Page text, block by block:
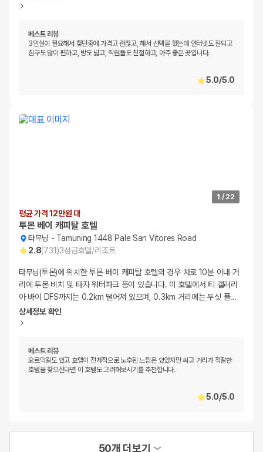
베스트 리뷰
3인실이 필요해서 찾던중에 가격고 괜찮고, 해서 선택을 했는데 인터넷도 잘되고
침구도 많이 편하고, 방도 넓고, 직원들도 친절하고, 아주 좋은 곳입니다.
5.0/5.0
1 / 22
평균 가격 12만원 대
투몬 베이 캐피탈 호텔
타무닝 - Tamuning 1448 Pale San Vitores Road
2.8(731)3성급호텔/리조트
타무닝(투몬)에 위치한 투몬 베이 캐피탈 호텔의 경우 차로 10분 이내 거
리에 투몬 비치 및 타자 워터파크 등이 있습니다. 이 호텔에서 티 갤러리
아 바이 DFS까지는 0.2km 떨어져 있으며, 0.3km 거리에는 두싯 플…
상세정보 확인
베스트 리뷰
오르막길도 있고 호텔이 전체적으로 노후된 느낌은 있었지만 싸고 거리가 적절한
호텔을 찾으신다면 이 호텔도 고려해보시기를 추천합니다.
5.0/5.0
50개 더보기